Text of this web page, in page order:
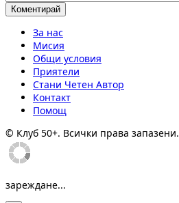
За нас
Мисия
Общи условия
Приятели
Стани Четен Автор
Контакт
Помощ
© Клуб 50+. Всички права запазени.
зареждане...